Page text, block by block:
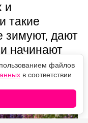
и
такие
зимуют, дают
начинают
весеннихфайлов
в соответствии